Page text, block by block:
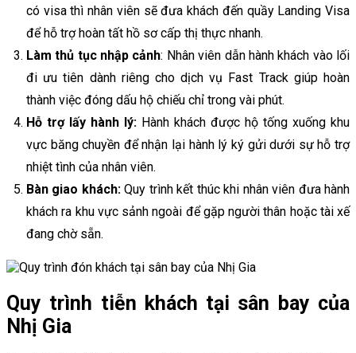
có visa thì nhân viên sẽ đưa khách đến quầy Landing Visa
để hỗ trợ hoàn tất hồ sơ cấp thị thực nhanh.
Làm thủ tục nhập cảnh: Nhân viên dẫn hành khách vào lối
đi ưu tiên dành riêng cho dịch vụ Fast Track giúp hoàn
thành việc đóng dấu hộ chiếu chỉ trong vài phút.
Hỗ trợ lấy hành lý: Hành khách được hộ tống xuống khu
vực băng chuyền để nhận lại hành lý ký gửi dưới sự hỗ trợ
nhiệt tình của nhân viên.
Bàn giao khách:Quy trình kết thúc khi nhân viên đưa hành
khách ra khu vực sảnh ngoài để gặp người thân hoặc tài xế
đang chờ sẵn.
Quy trình tiễn khách tại sân bay của
Nhị Gia